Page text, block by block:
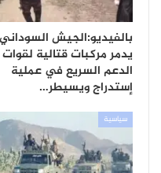
بالفيديو:الجيش السوداني
يدمر مركبات قتالية لقوات
الدعم السريع في عملية
إستدراج ويسيطر…
سياسية